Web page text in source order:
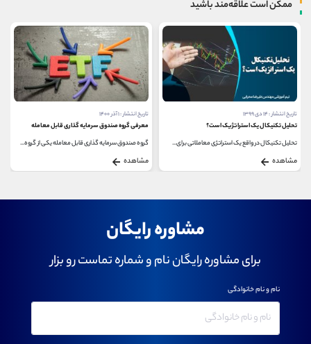
ممکن است علاقه‌مند باشید
تاریخ انتشار : ۱۴ دی ۱۳۹۹
تحلیل تکنیکال یک استراتژیک است؟
تحلیل تکنیکال در واقع یک استراتژی معاملاتی برای...
مشاهده
تاریخ انتشار : ۱ آذر ۱۴۰۰
معرفی گروه صندوق سرمایه گذاری قابل معامله
گروه صندوق سرمایه گذاری قابل معامله یکی از گروه...
مشاهده
مشاوره رایگان
برای مشاوره رایگان نام و شماره تماست رو بزار
نام و نام خانوادگی